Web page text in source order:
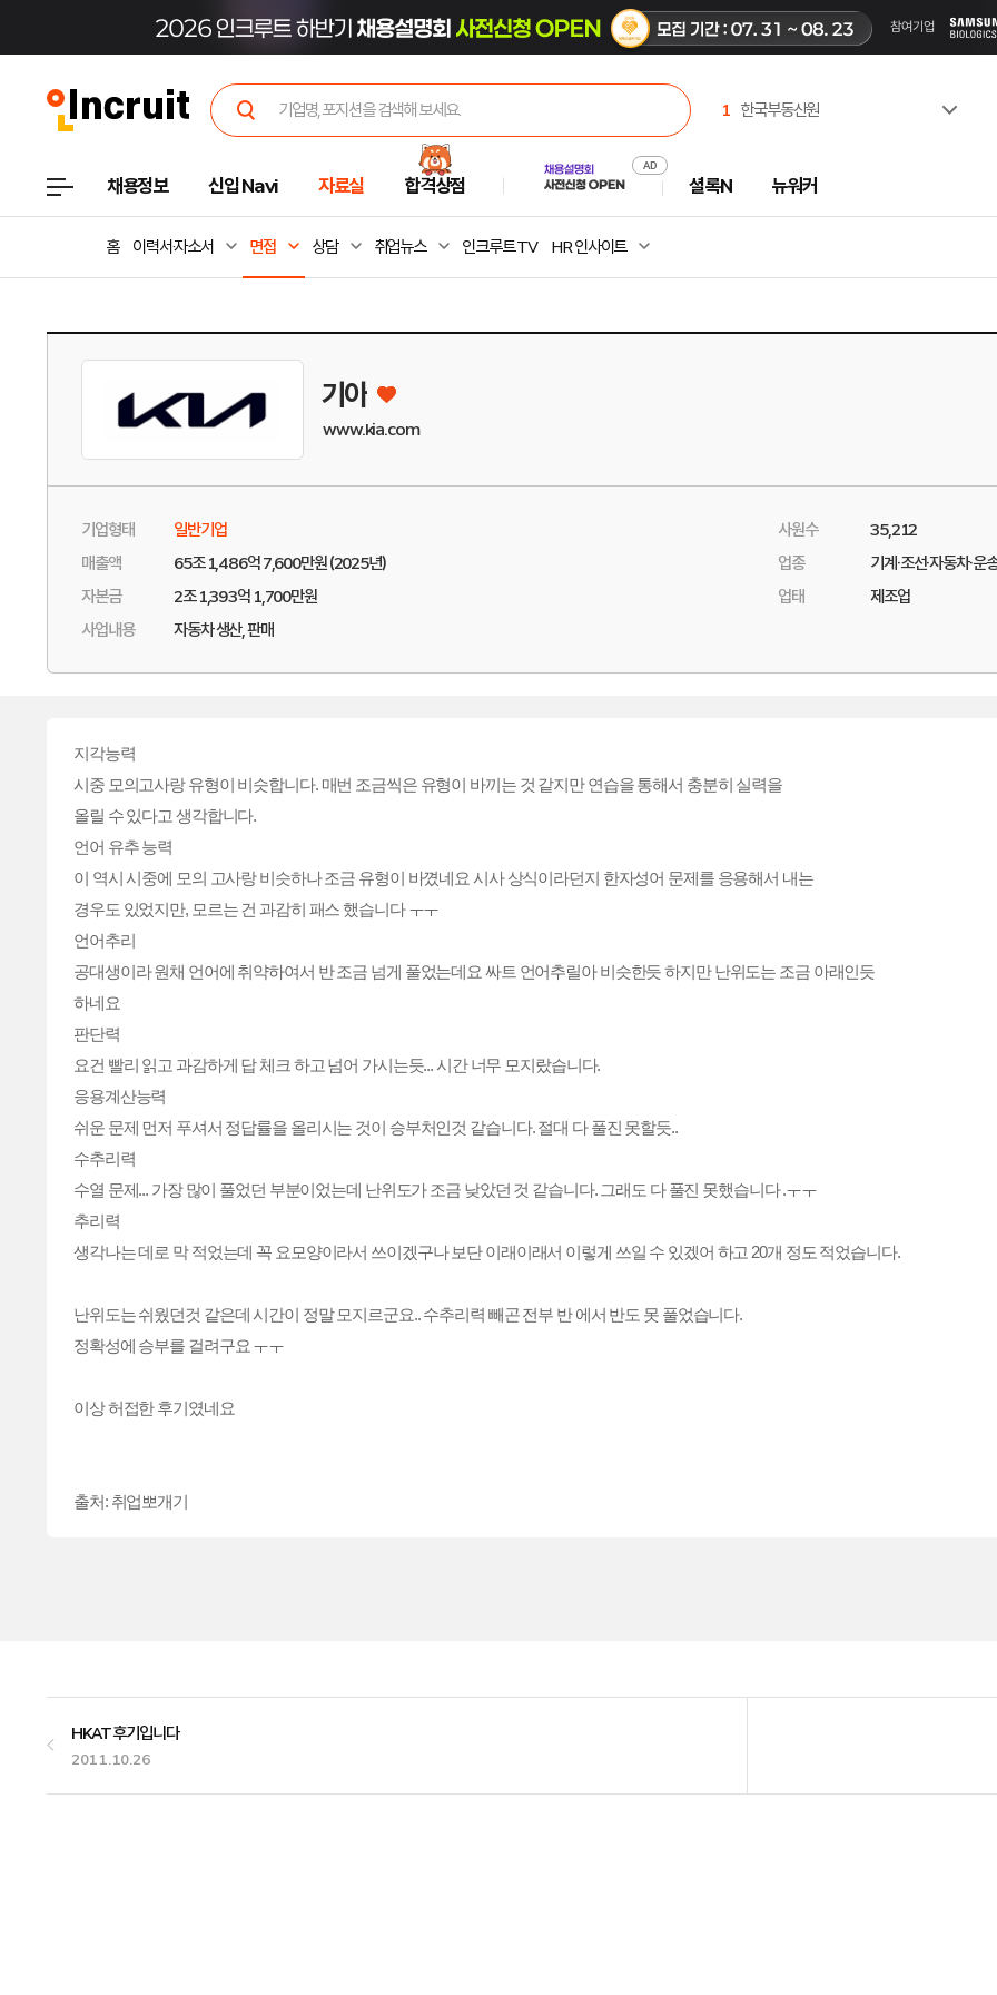
1 한국부동산원
4
주식회사 캠코에프엠씨
5 극지연구소
채용정보 신입 Navi 자료실 합격상점 셜록N 뉴워커
홈 이력서·자소서 면접 상담 취업뉴스 인크루트 TV HR 인사이트
기아
www.kia.com
기업형태
일반기업
매출액
65조 1,486억 7,600만원 (2025년)
자본금
2조 1,393억 1,700만원
사원수
35,212
업종
기계·조선·자동차·운
업태
제조업
사업내용
자동차 생산, 판매
지각능력
시중 모의고사랑 유형이 비슷합니다. 매번 조금씩은 유형이 바끼는 것 같지만 연습을 통해서 충분히 실력을
올릴 수 있다고 생각합니다.
언어 유추 능력
이 역시 시중에 모의 고사랑 비슷하나 조금 유형이 바꼈네요 시사 상식이라던지 한자성어 문제를 응용해서 내는
경우도 있었지만, 모르는 건 과감히 패스 했습니다 ㅜㅜ
언어추리
공대생이라 원채 언어에 취약하여서 반 조금 넘게 풀었는데요 싸트 언어추릴아 비슷한듯 하지만 난위도는 조금 아래인듯
하네요
판단력
요건 빨리 읽고 과감하게 답 체크 하고 넘어 가시는듯... 시간 너무 모지랐습니다.
응용계산능력
쉬운 문제 먼저 푸셔서 정답률을 올리시는 것이 승부처인것 같습니다. 절대 다 풀진 못할듯..
수추리력
수열 문제... 가장 많이 풀었던 부분이었는데 난위도가 조금 낮았던 것 같습니다. 그래도 다 풀진 못했습니다 .ㅜㅜ
추리력
생각나는 데로 막 적었는데 꼭 요모양이라서 쓰이겠구나 보단 이래이래서 이렇게 쓰일 수 있겠어 하고 20개 정도 적었습니다.
난위도는 쉬웠던것 같은데 시간이 정말 모지르군요.. 수추리력 빼곤 전부 반 에서 반도 못 풀었습니다.
정확성에 승부를 걸려구요 ㅜㅜ
이상 허접한 후기였네요
출처: 취업뽀개기
HKAT 후기입니다
2011.10.26